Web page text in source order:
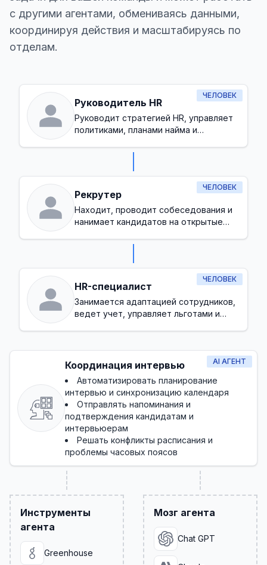
с другими агентами, обмениваясь данными,
координируя действия и масштабируясь по
отделам.
ЧЕЛОВЕК
Руководитель HR
Руководит стратегией HR, управляет
политиками, планами найма и
рабочем месте
ЧЕЛОВЕК
Рекрутер
Находит, проводит собеседования и
нанимает кандидатов на открытые
ЧЕЛОВЕК
HR-специалист
Занимается адаптацией сотрудников,
ведет учет, управляет льготами и
AI АГЕНТ
Координация интервью
Автоматизировать планирование
интервью и синхронизацию календаря
Отправлять напоминания и
подтверждения кандидатам и
интервьюерам
Решать конфликты расписания и
проблемы часовых поясов
Инструменты
агента
Greenhouse
Мозг агента
Chat GPT